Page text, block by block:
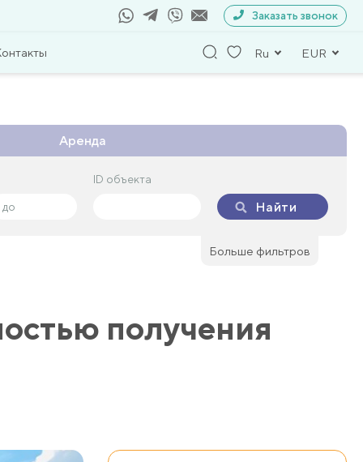
Заказать звонок
Ru EUR
Аренда
ID объекта
Найти
Больше фильтров
ID объекта
Найти
получения